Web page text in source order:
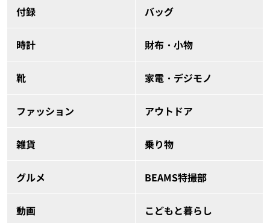
付録 バッグ
時計 財布・小物
靴 家電・デジモノ
ファッション アウトドア
雑貨 乗り物
グルメ BEAMS特撮部
動画 こどもと暮らし